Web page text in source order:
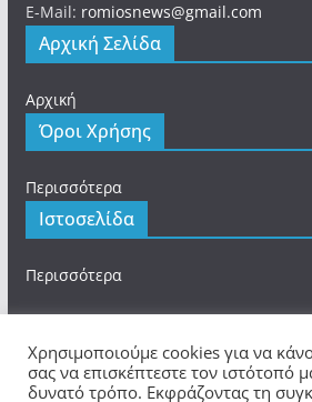
E-Mail: romiosnews@gmail.com
Αρχική Σελίδα
Αρχική
Όροι Χρήσης
Περισσότερα
Ιστοσελίδα
Περισσότερα
Πνευματικά Δικαιώματα © 2026
Χρησιμοποιούμε cookies για να
σας να επισκέπτεστε τον ιστότοπό
δυνατό τρόπο. Εκφράζοντας τη